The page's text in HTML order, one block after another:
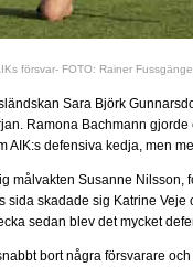
försvar- FOTO: Rainer
Sara Björk
Ramona Bachmann
AIK:s defensiva kedja, men
målvakten Susanne
sida skadade sig Katrine
sedan blev det mycket
bort några försvarare